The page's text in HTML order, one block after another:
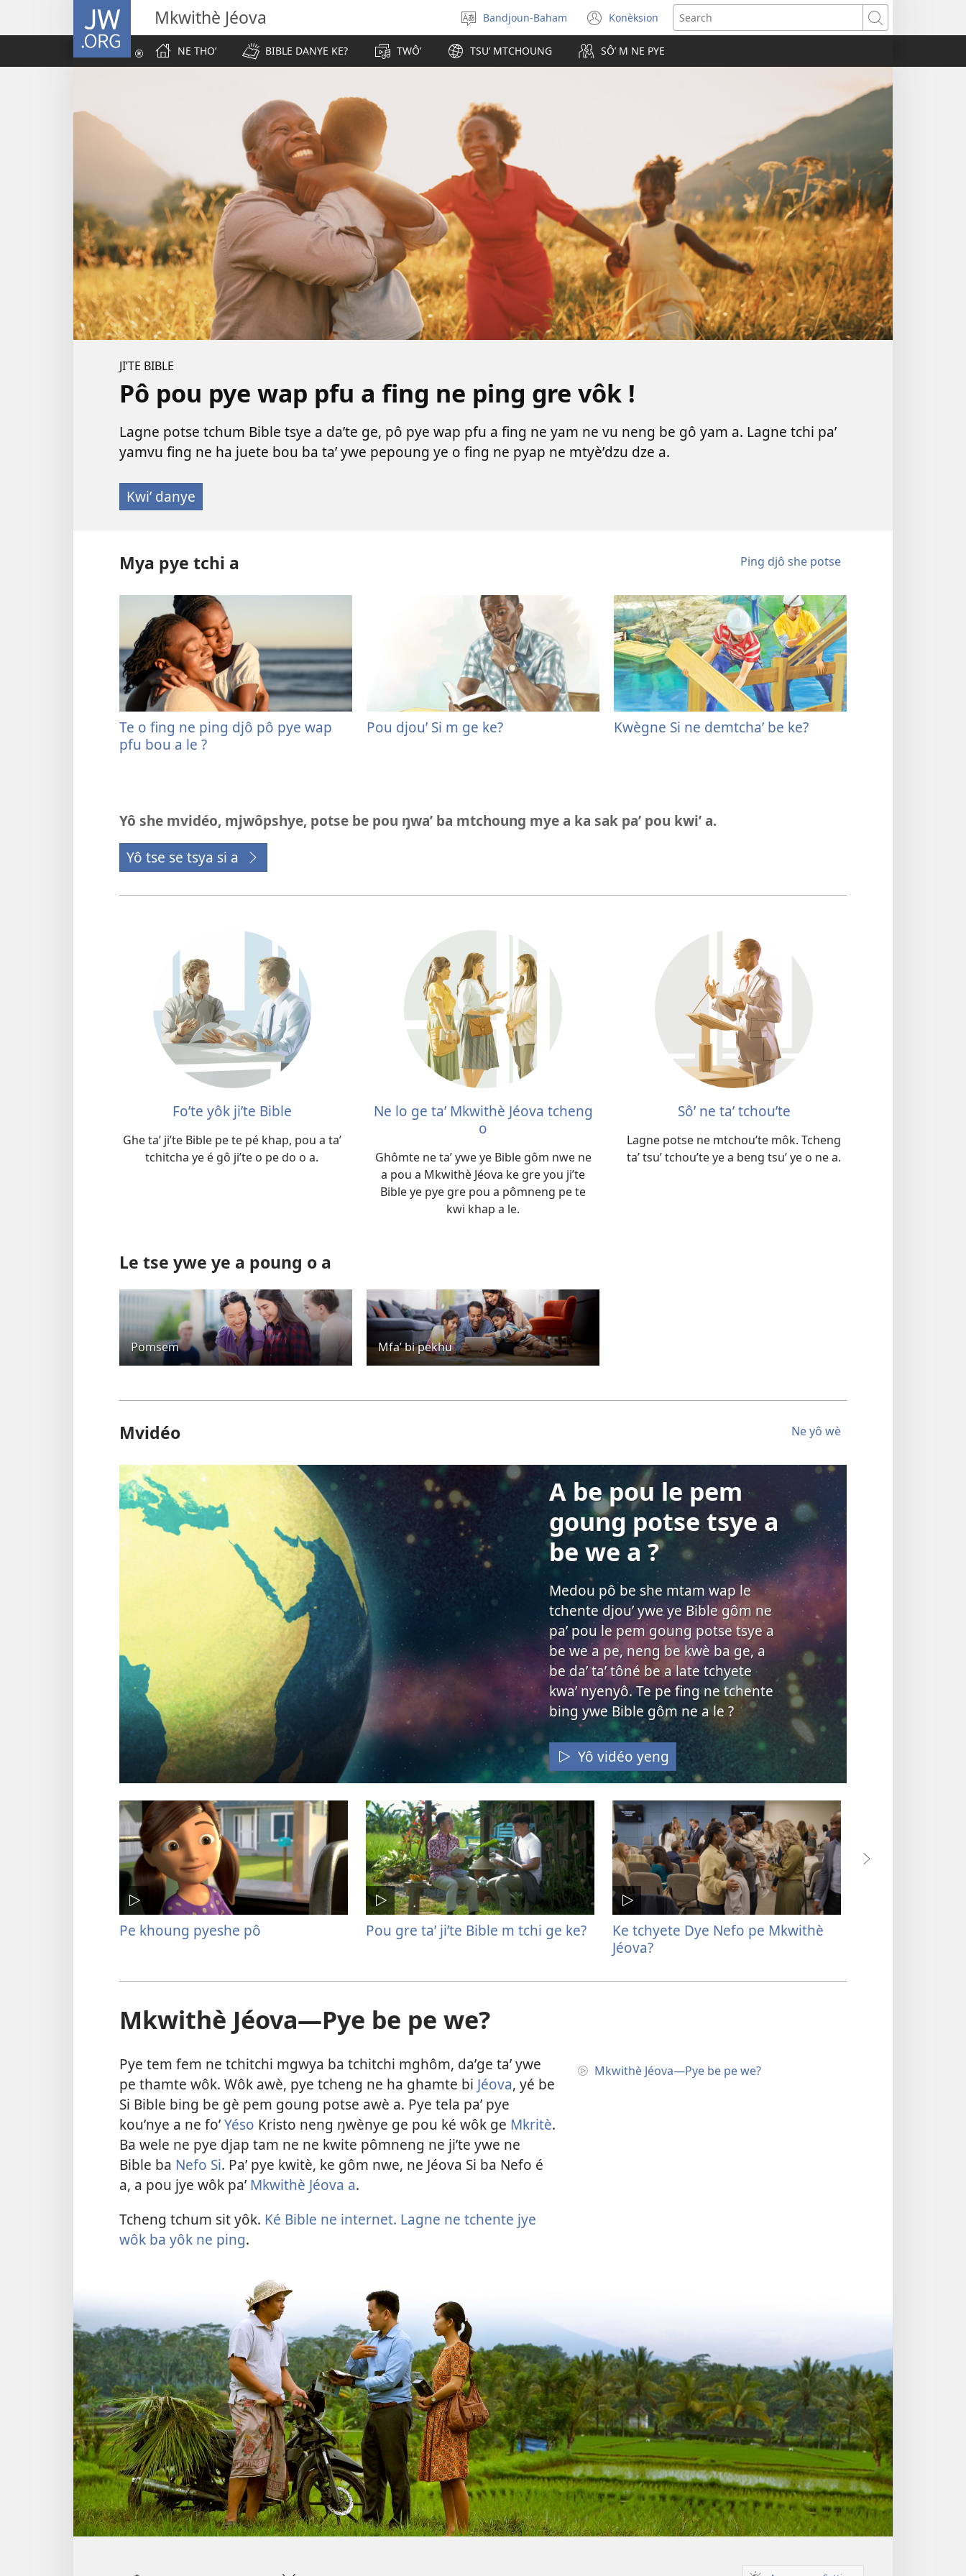
JW.ORG Mkwithè Jéova
Tchi
ta’
ghôm
Bandjoun-Baham Konèksion
(opens
new
window)
Search
NE THOʼ
BIBLE DANYE KE? TWÔʼ TSUʼ MTCHOUNG SÔʼ M NE PYE
JIʼTE BIBLE
Pô pou pye wap pfu a fing ne ping gre vôk !
Lagne potse tchum Bible tsye a daʼte ge, pô pye wap pfu a fing ne yam ne vu neng be gô yam a. Lagne tchi paʼ
yamvu fing ne ha juete bou ba taʼ ywe pepoung ye o fing ne pyap ne mtyèʼdzu dze a.
Kwi’ danye
Mya pye tchi a Ping djô she potse
Te o fing ne ping djô pô pye wap
pfu bou a le ?
Pou djou’ Si m ge ke? Kwègne Si ne demtcha’ be ke?
Yô she mvidéo, mjwôpshye, potse be pou ŋwa’ ba mtchoung mye a ka sak pa’ pou kwi’ a.
Yô tse se tsya si a
Foʼte yôk jiʼte Bible
Ghe taʼ jiʼte Bible pe te pé khap, pou a taʼ
tchitcha ye é gô jiʼte o pe do o a.
Ne lo ge taʼ Mkwithè Jéova tcheng
o
Ghômte ne taʼ ywe ye Bible gôm nwe ne
a pou a Mkwithè Jéova ke gre you jiʼte
Bible ye pye gre pou a pômneng pe te
kwi khap a le.
Sôʼ ne taʼ tchouʼte
Lagne potse ne mtchouʼte môk. Tcheng
taʼ tsuʼ tchouʼte ye a beng tsuʼ ye o ne a.
Le tse ywe ye a poung o a
Pomsem Mfa’ bi pekhu
Mvidéo Ne yô wè
A be pou le pem
goung potse tsye a
be we a ?
Medou pô be she mtam wap le
tchente djouʼ ywe ye Bible gôm ne
paʼ pou le pem goung potse tsye a
be we a pe, neng be kwè ba ge, a
be daʼ taʼ tôné be a late tchyete
kwaʼ nyenyô. Te pe fing ne tchente
bing ywe Bible gôm ne a le ?
Yô vidéo yeng
Pe khoung pyeshe pô Pou gre taʼ jiʼte Bible m tchi ge ke?
Ke tchyete Dye Nefo pe Mkwithè
Jéova?
Mkwithè Jéova—Pye be pe we?
Pye tem fem ne tchitchi mgwya ba tchitchi mghôm, daʼge taʼ ywe
pe thamte wôk. Wôk awè, pye tcheng ne ha ghamte bi Jéova, yé be
Si Bible bing be gè pem goung potse awè a. Pye tela paʼ pye
kouʼnye a ne foʼYéso Kristo neng ŋwènye ge pou ké wôk ge Mkritè.
Ba wele ne pye djap tam ne ne kwite pômneng ne jiʼte ywe ne
Bible ba Nefo Si. Paʼ pye kwitè, ke gôm nwe, ne Jéova Si ba Nefo é
a, a pou jye wôk paʼ Mkwithè Jéova a.
Tcheng tchum sit yôk. Ké Bible ne internet. Lagne ne tchente jye
wôk ba yôk ne ping.
Mkwithè Jéova​—Pye be pe we?